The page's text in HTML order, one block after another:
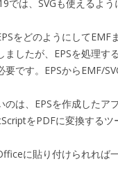
では、SVGも使えるよう
をどのようにして
ましたが、EPSを処理
です。EPSからEMF/
のは、EPSを作成したア
をPDFに変換するツ
に貼り付けられれば